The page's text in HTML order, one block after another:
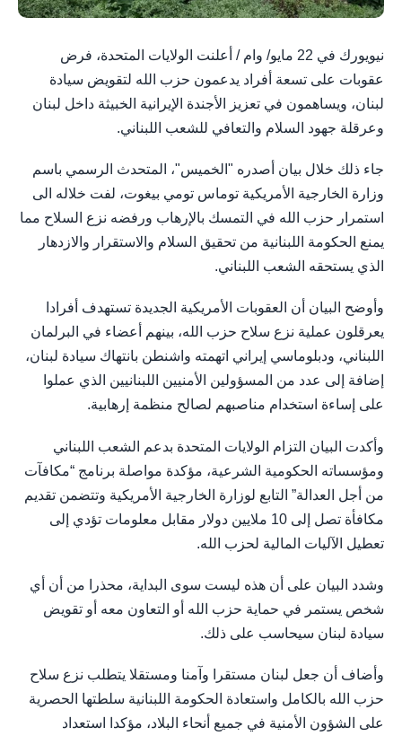
نيويورك في 22 مايو/ وام / أعلنت الولايات المتحدة، فرض
عقوبات على تسعة أفراد يدعمون حزب الله لتقويض سيادة
لبنان، ويساهمون في تعزيز الأجندة الإيرانية الخبيثة داخل لبنان
وعرقلة جهود السلام والتعافي للشعب اللبناني.
جاء ذلك خلال بيان أصدره "الخميس"، المتحدث الرسمي باسم
وزارة الخارجية الأمريكية توماس تومي بيغوت، لفت خلاله الى
استمرار حزب الله في التمسك بالإرهاب ورفضه نزع السلاح مما
يمنع الحكومة اللبنانية من تحقيق السلام والاستقرار والازدهار
الذي يستحقه الشعب اللبناني.
وأوضح البيان أن العقوبات الأمريكية الجديدة تستهدف أفرادا
يعرقلون عملية نزع سلاح حزب الله، بينهم أعضاء في البرلمان
اللبناني، ودبلوماسي إيراني اتهمته واشنطن بانتهاك سيادة لبنان،
إضافة إلى عدد من المسؤولين الأمنيين اللبنانيين الذي عملوا
على إساءة استخدام مناصبهم لصالح منظمة إرهابية.
وأكدت البيان التزام الولايات المتحدة بدعم الشعب اللبناني
ومؤسساته الحكومية الشرعية، مؤكدة مواصلة برنامج “مكافآت
من أجل العدالة” التابع لوزارة الخارجية الأمريكية وتتضمن تقديم
مكافأة تصل إلى 10 ملايين دولار مقابل معلومات تؤدي إلى
تعطيل الآليات المالية لحزب الله.
وشدد البيان على أن هذه ليست سوى البداية، محذرا من أن أي
شخص يستمر في حماية حزب الله أو التعاون معه أو تقويض
سيادة لبنان سيحاسب على ذلك.
وأضاف أن جعل لبنان مستقرا وآمنا ومستقلا يتطلب نزع سلاح
حزب الله بالكامل واستعادة الحكومة اللبنانية سلطتها الحصرية
على الشؤون الأمنية في جميع أنحاء البلاد، مؤكدا استعداد